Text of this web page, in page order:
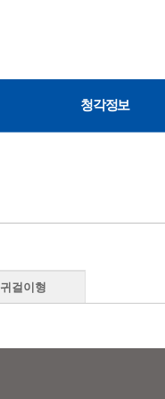
청각정보
귀걸이형